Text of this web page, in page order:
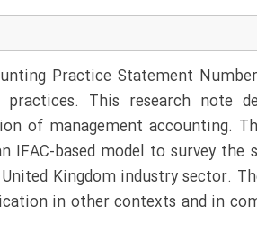
Practice Statement
practices. This research note
of management accounting.
IFAC-based model to survey
Kingdom industry sector.
in other contexts and in